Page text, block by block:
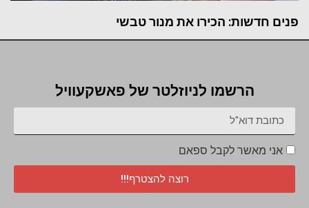
פנים חדשות: הכירו את מנור טבשי
הרשמו לניוזלטר של פאשקעוויל
אני מאשר לקבל ספאם
רוצה להצטרף!!!